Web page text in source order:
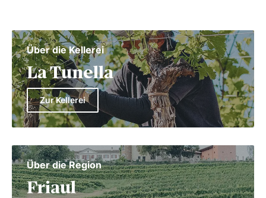
Über die Kellerei
La Tunella
Zur Kellerei
Über die Region
Friaul